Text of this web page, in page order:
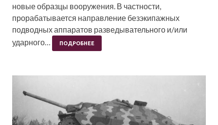
новые образцы вооружения. В частности,
прорабатывается направление безэкипажных
подводных аппаратов разведывательного и/или
ударного…
ПОДРОБНЕЕ